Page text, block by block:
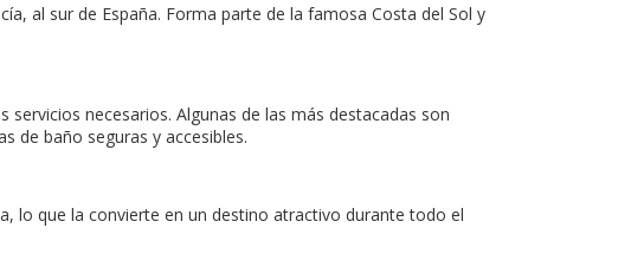
al sur de España. Forma parte de la famosa Costa del Sol y
necesarios. Algunas de las más destacadas son
de baño seguras y accesibles.
lo que la convierte en un destino atractivo durante todo el